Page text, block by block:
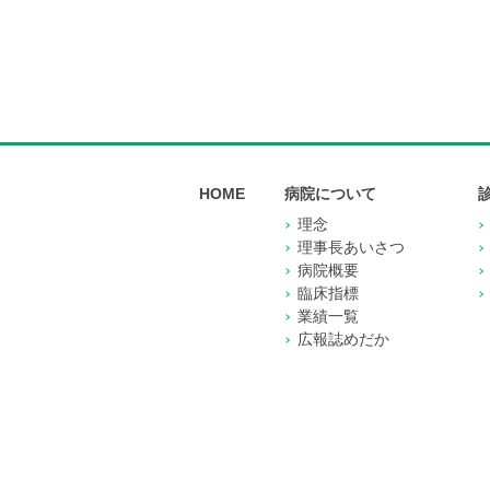
HOME
病院について
理念
理事長あいさつ
病院概要
臨床指標
業績一覧
広報誌めだか